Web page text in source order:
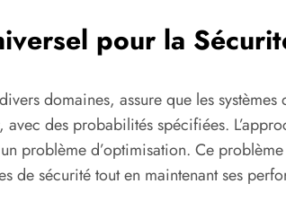
pour la
domaines, assure que les
avec des probabilités spécifiées.
problème d’optimisation. Ce
de sécurité tout en maintenant ses